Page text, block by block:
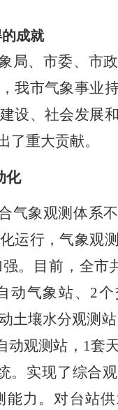
的成就
局、市委、市
我市气象事业
设、社会发展
了重大贡献。
化
气象观测体系
运行，气象观
。目前，全市
动气象站、 2个
土壤水分观测
动观测站， 1套
。实现了综合
力。对台站